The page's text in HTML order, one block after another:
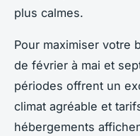
plus calmes.
Pour maximiser votre
de février à mai et
périodes offrent un
climat agréable et
hébergements